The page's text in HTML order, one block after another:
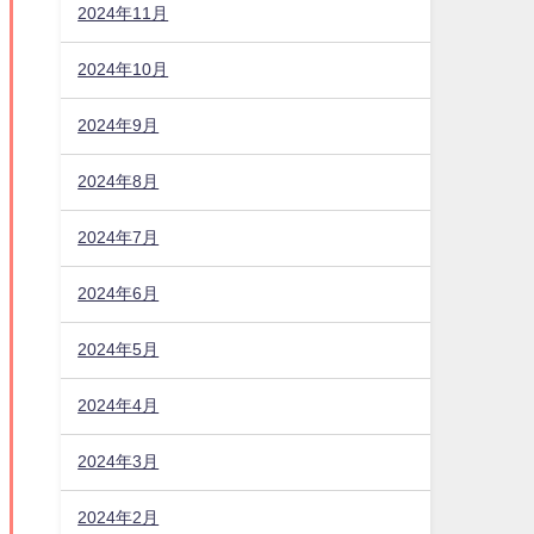
2024年11月
2024年10月
2024年9月
2024年8月
2024年7月
2024年6月
2024年5月
2024年4月
2024年3月
2024年2月